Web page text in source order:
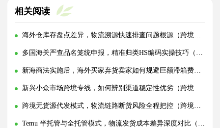
相关阅读
海外仓库存盘点差异，物流溯源快速排查问题根源（跨境物流干货知识分享）
多国海关严查品名笼统申报，精准归类HS编码实操技巧（国际物流干货知识分享）
新海商法实施后，海外买家弃货卖家如何规避巨额滞箱费（跨境电商卖家必看篇）
新兴小众市场跨境专线，如何辨别渠道稳定性优劣（跨境物流干货知识分享）
跨境无货源代发模式，物流链路断货风险全程把控（跨境物流干货知识分享）
Temu 半托管与全托管模式，物流发货成本差异深度对比（跨境物流干货知识分享）